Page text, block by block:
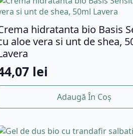
hidratanta bio Basis
aloe vera si unt de shea,
lei
Adaugă În Coș